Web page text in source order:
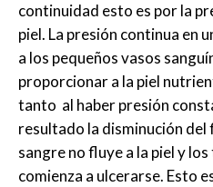
continuidad esto es por la
piel. La presión continua en
a los pequeños vasos
proporcionar a la piel
tanto al haber presión
resultado la disminución del
sangre no fluye a la piel y
comienza a ulcerarse. Esto